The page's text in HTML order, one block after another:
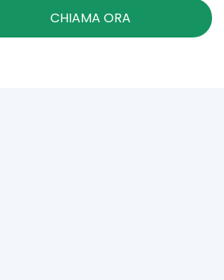
CHIAMA ORA